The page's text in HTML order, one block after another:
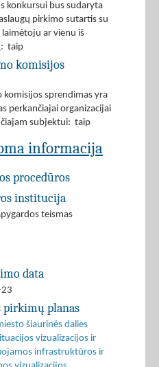
konkursui bus sudaryta
pirkimo sutartis su
laimėtoju ar vienu iš
taip
komisijos
komisijos sprendimas yra
perkančiajai organizacijai
subjektui: taip
informacija
procedūros
institucija
teismas
data
planas
šiaurinės dalies
vizualizacijos ir
infrastruktūros ir